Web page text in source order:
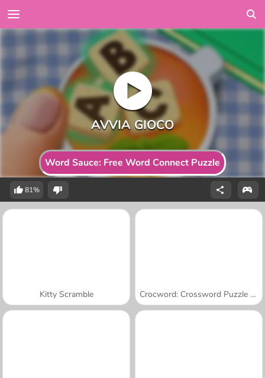
Word Sauce: Free Word Connect Puzzle
81%
Kitty Scramble Crocword: Crossword Puzzle Game